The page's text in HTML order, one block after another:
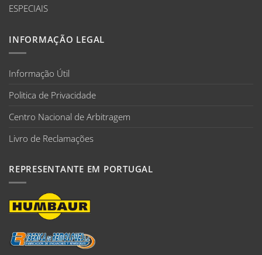
ESPECIAIS
INFORMAÇÃO LEGAL
Informação Útil
Politica de Privacidade
Centro Nacional de Arbitragem
Livro de Reclamações
REPRESENTANTE EM PORTUGAL